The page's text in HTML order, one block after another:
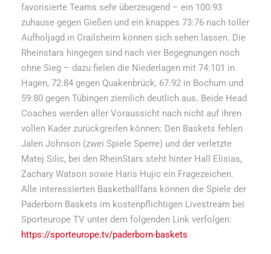
favorisierte Teams sehr überzeugend – ein 100:93
zuhause gegen Gießen und ein knappes 73:76 nach toller
Aufholjagd in Crailsheim können sich sehen lassen. Die
Rheinstars hingegen sind nach vier Begegnungen noch
ohne Sieg – dazu fielen die Niederlagen mit 74:101 in
Hagen, 72:84 gegen Quakenbrück, 67:92 in Bochum und
59:80 gegen Tübingen ziemlich deutlich aus. Beide Head
Coaches werden aller Voraussicht nach nicht auf ihren
vollen Kader zurückgreifen können: Den Baskets fehlen
Jalen Johnson (zwei Spiele Sperre) und der verletzte
Matej Silic, bei den RheinStars steht hinter Hall Elisias,
Zachary Watson sowie Haris Hujic ein Fragezeichen.
Alle interessierten Basketballfans können die Spiele der
Paderborn Baskets im kostenpflichtigen Livestream bei
Sporteurope TV unter dem folgenden Link verfolgen:
https://sporteurope.tv/paderborn-baskets